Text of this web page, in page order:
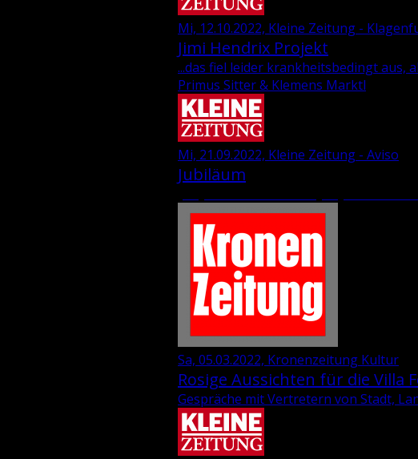
Mi, 12.10.2022, Kleine Zeitung -
Jimi Hen­d­rix Pro­jekt
...das fiel leider krankheitsbedingt aus,
Primus Sitter & Klemens Marktl
Mi, 21.09.2022, Kleine Zeitung - Aviso
Jubiläum
Sa, 05.03.2022, Kronenzeitung Kultur
Rosige Aussichten für die
Gespräche mit Vertretern von Stadt,